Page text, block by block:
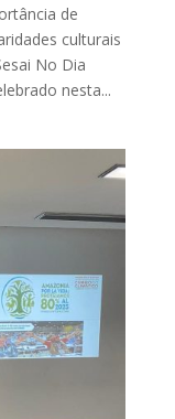
de
culturais
No Dia
nesta...